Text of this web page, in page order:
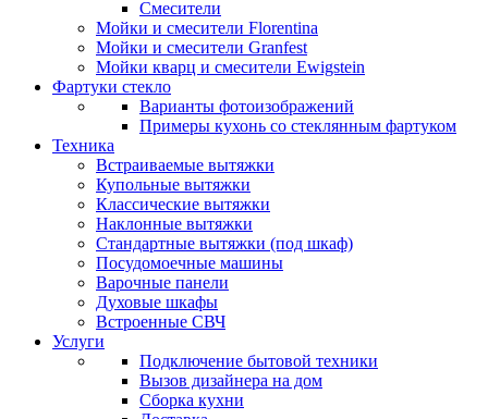
Смесители
Мойки и смесители Florentina
Мойки и смесители Granfest
Мойки кварц и смесители Ewigstein
Фартуки стекло
Варианты фотоизображений
Примеры кухонь со стеклянным фартуком
Техника
Встраиваемые вытяжки
Купольные вытяжки
Классические вытяжки
Наклонные вытяжки
Стандартные вытяжки (под шкаф)
Посудомоечные машины
Варочные панели
Духовые шкафы
Встроенные СВЧ
Услуги
Подключение бытовой техники
Вызов дизайнера на дом
Сборка кухни